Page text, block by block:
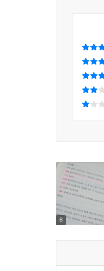
공부 노하우
당장 눈앞의
(全人)’으
거듭해온 집
3부에서는
대한 허와 실
과학 공부법
추천도서 목
학교 선생님
6